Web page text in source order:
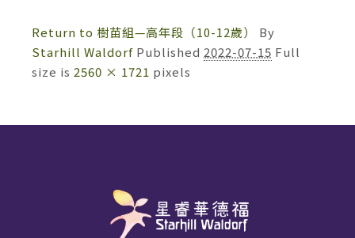
Return to 樹苗組—高年段（10-12歲）
By
Starhill Waldorf Published 2022-07-15 Full
size is 2560 × 1721 pixels